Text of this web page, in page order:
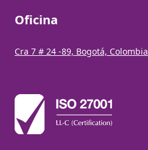
Oficina
Cra 7 # 24 -89, Bogotá, Colombia